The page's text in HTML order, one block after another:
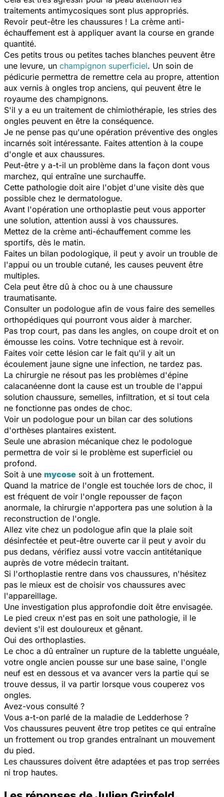
traitements antimycosiques sont plus appropriés.
Revoir peut-être les chaussures ! La crème anti-
échauffement est à appliquer avant la course en grande
quantité.
Ces petits trous ou petites taches blanches peuvent être
une levure, un champignon superficiel. Un soin de
pédicurie permettra de remettre cela au propre, attention
aux vernis à ongles trop anciens, qui peuvent être le
royaume des champignons.
S'il y a eu un traitement de chimiothérapie, les stries des
ongles peuvent en être la conséquence.
Je ne pense pas qu'une opération préventive des ongles
incarnés soit intéressante. Faites attention à la coupe
d'ongle et aux chaussures.
Peut-être y a-t-il un problème dans la façon dont vous
marchez, qui entraîne une surchauffe.
Cette pathologie doit aire l'objet d'une visite dès que
possible chez le dermatologue.
Avant l'opération une orthoplastie peut vous apporter
une solution, attention aussi à vos chaussures.
Mettez de la crème anti-échauffement comme les
sportifs, dès le matin.
Faites un bilan podologique, il peut y avoir un trouble de
l'appui ou un trouble cutané, les causes peuvent être
multiples.
Cela peut être dû à choc ou à une chaussure
traumatisante.
Consulter un podologue afin de vous faire des semelles
orthopédiques qui pourront vous aider à marcher.
Pas trop court, pas dans les angles, on coupe droit et on
émousse les coins. Votre technique est à revoir.
Faites voir cette lésion car le fait qu'il y ait un
écoulement jaune signe une infection, ne tardez pas.
La chirurgie ne résout pas les problèmes d'épine
calacanéenne dont la cause est un trouble de l'appui
solution chaussure, semelles, infiltration, et si tout cela
ne fonctionne pas ondes de choc.
Voir un podologue pour un bilan car des solutions
d'orthèses plantaires existent.
Seule une abrasion mécanique chez le podologue
permettra de voir si le problème est superficiel ou
profond.
Soit à une mycose soit à un frottement.
Quand la matrice de l'ongle est touchée lors de choc, il
est fréquent de voir l'ongle repousser de façon
anormale, la chirurgie n'apportera pas une solution à la
reconstruction de l'ongle.
Allez vite chez un podologue afin que la plaie soit
désinfectée et peut-être ouverte car il peut y avoir du
pus dedans, vérifiez aussi votre vaccin antitétanique
auprès de votre médecin traitant.
Si l'orthoplastie rentre dans vos chaussures, n'hésitez
pas le mieux est de choisir vos chaussures avec
l'appareillage.
Une investigation plus approfondie doit être envisagée.
Le pied creux n'est pas en soit une pathologie, il le
devient s'il est douloureux et gênant.
Oui des orthoplasties.
Le choc a dû entraîner un rupture de la tablette unguéale,
votre ongle ancien pousse sur une base saine, l'ongle
neuf est en dessous et va avancer vers la partie qui se
trouve dessus, il va partir lorsque vous couperez vos
ongles.
Avez-vous consulté ?
Vous a-t-on parlé de la maladie de Ledderhose ?
Vos chaussures peuvent être trop petites ce qui entraîne
un frottement ou trop grandes entraînant un mouvement
du pied.
Les chaussures doivent être adaptées et pas trop serrées
ni trop hautes.